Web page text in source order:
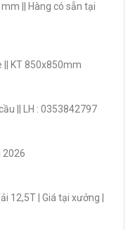
|| Hàng có sẵn tại
|| KT 850x850mm
|| LH : 0353842797
2026
12,5T | Giá tại xưởng |